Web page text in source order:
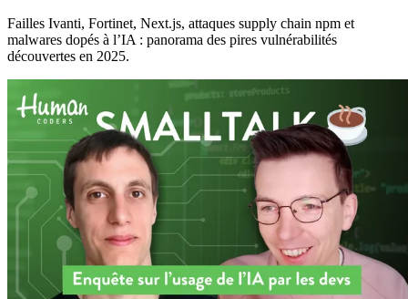
Failles Ivanti, Fortinet, Next.js, attaques supply chain npm et
malwares dopés à l’IA : panorama des pires vulnérabilités
découvertes en 2025.